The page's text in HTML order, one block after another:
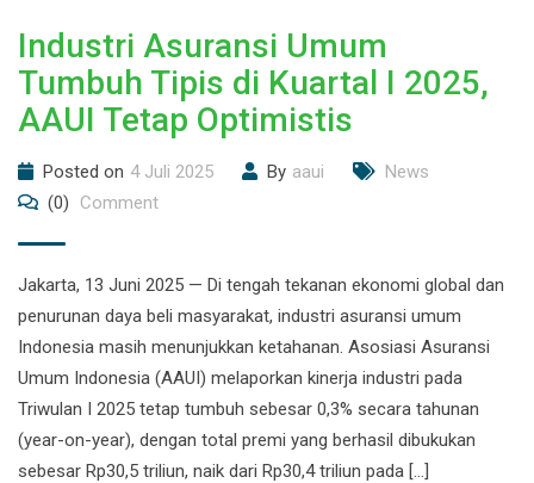
Industri Asuransi Umum
Tumbuh Tipis di Kuartal I 2025,
AAUI Tetap Optimistis
Posted on 4 Juli 2025 By aaui
News
(0)
Comment
Jakarta, 13 Juni 2025 — Di tengah tekanan ekonomi global dan
penurunan daya beli masyarakat, industri asuransi umum
Indonesia masih menunjukkan ketahanan. Asosiasi Asuransi
Umum Indonesia (AAUI) melaporkan kinerja industri pada
Triwulan I 2025 tetap tumbuh sebesar 0,3% secara tahunan
(year-on-year), dengan total premi yang berhasil dibukukan
sebesar Rp30,5 triliun, naik dari Rp30,4 triliun pada […]